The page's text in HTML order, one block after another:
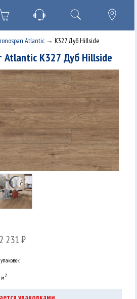
Atlantic → K327 Дуб Hillside
Atlantic K327 Дуб Hillside
2 231 ₽
упаковок
м2